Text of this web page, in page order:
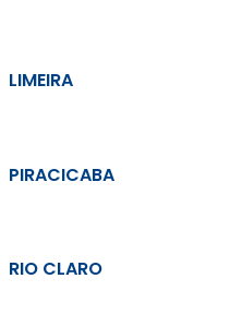
LIMEIRA
PIRACICABA
RIO CLARO